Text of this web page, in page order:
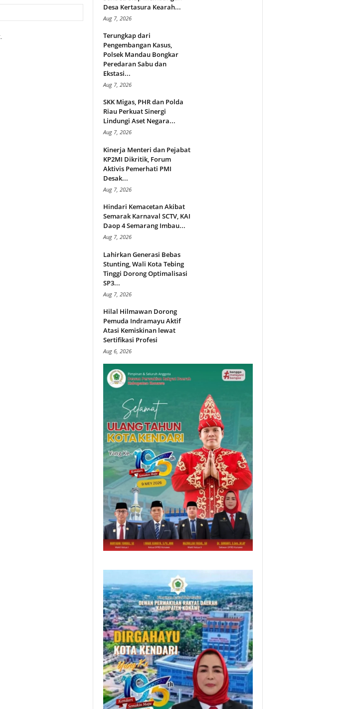
Desa Kertasura Kearah...
Aug 7, 2026
Terungkap dari
Pengembangan Kasus,
Polsek Mandau Bongkar
Peredaran Sabu dan
Ekstasi...
Aug 7, 2026
SKK Migas, PHR dan Polda
Riau Perkuat Sinergi
Lindungi Aset Negara...
Aug 7, 2026
Kinerja Menteri dan Pejabat
KP2MI Dikritik, Forum
Aktivis Pemerhati PMI
Desak...
Aug 7, 2026
Hindari Kemacetan Akibat
Semarak Karnaval SCTV, KAI
Daop 4 Semarang Imbau...
Aug 7, 2026
Lahirkan Generasi Bebas
Stunting, Wali Kota Tebing
Tinggi Dorong Optimalisasi
SP3...
Aug 7, 2026
Hilal Hilmawan Dorong
Pemuda Indramayu Aktif
Atasi Kemiskinan lewat
Sertifikasi Profesi
Aug 6, 2026